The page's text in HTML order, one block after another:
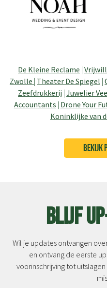
De Kleine Reclame |
Zwolle | Theater De Spiegel |
Zeefdrukkerij | Juwelier
Accountants | Drone Your
Koninklijke van
BEKIJK
Blijf
Wil je updates ontvangen
en ontvang de eerste
voorinschrijving tot